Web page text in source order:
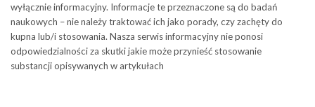
wyłącznie informacyjny. Informacje te przeznaczone są do badań
naukowych – nie należy traktować ich jako porady, czy zachęty do
kupna lub/i stosowania. Nasza serwis informacyjny nie ponosi
odpowiedzialności za skutki jakie może przynieść stosowanie
substancji opisywanych w artykułach